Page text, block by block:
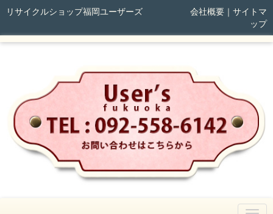
リサイクルショップ福岡ユーザーズ 会社概要｜ サイトマ
ップ